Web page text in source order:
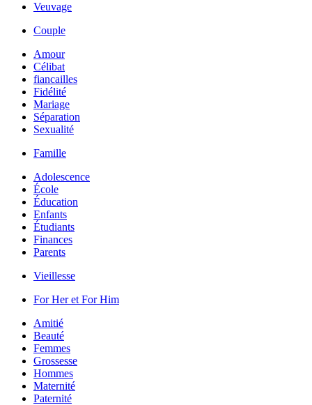
Veuvage
Couple
Amour
Célibat
fiancailles
Fidélité
Mariage
Séparation
Sexualité
Famille
Adolescence
École
Éducation
Enfants
Étudiants
Finances
Parents
Vieillesse
For Her et For Him
Amitié
Beauté
Femmes
Grossesse
Hommes
Maternité
Paternité